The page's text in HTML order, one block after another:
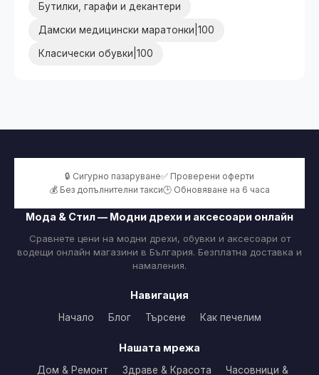
Бутилки, гарафи и декантери
Дамски медицински маратонки|100
Класически обувки|100
🔒 Сигурно пазаруване✅ Проверени оферти
💰 Без допълнителни такси🕒 Обновяване на 6 часа
Мода & Стил — Модни дрехи и аксесоари онлайн
Сравнете цени на модни дрехи, обувки и аксесоари от
водещи онлайн магазини в България. Безплатна доставка и
намаления.
Навигация
Начало Блог Търсене Как печелим
Нашата мрежа
Дом & Ремонт Здраве & Красота
Часовници &